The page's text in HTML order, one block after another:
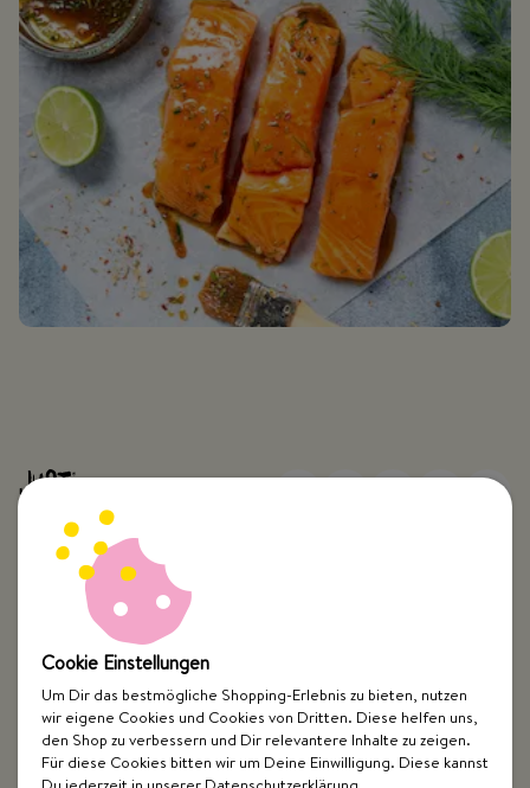
Top Kategorien
Just Spices
Hilfe & Kontakt
Cookie Einstellungen
Um Dir das bestmögliche Shopping-Erlebnis zu bieten, nutzen
wir eigene Cookies und Cookies von Dritten. Diese helfen uns,
den Shop zu verbessern und Dir relevantere Inhalte zu zeigen.
Für diese Cookies bitten wir um Deine Einwilligung. Diese kannst